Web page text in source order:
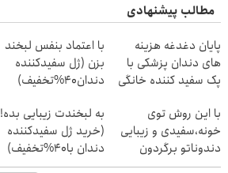
مطالب پیشنهادی
پایان دغدغه هزینه
های دندان پزشکی با
پک سفید کننده خانگی
با اعتماد بنفس لبخند
بزن (ژل سفیدکننده
دندان40%تخفیف)
با این روش توی
خونه،سفیدی و زیبایی
دندوناتو برگردون
(40%off)
به لبخندت زیبایی بده!
(خرید ژل سفیدکننده
دندان با40%تخفیف)